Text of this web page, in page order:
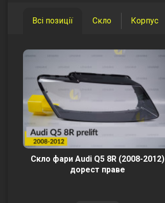
Всі позиції Скло Корпус
Скло фари Audi Q5 8R (2008-2012)
дорест праве